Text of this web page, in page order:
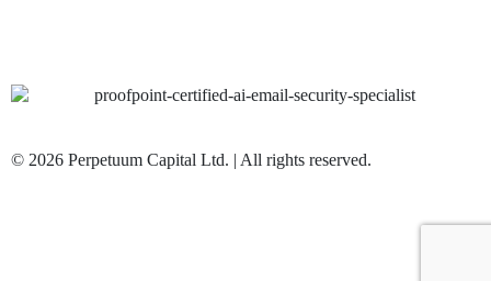
© 2026 Perpetuum Capital Ltd. | All rights reserved.